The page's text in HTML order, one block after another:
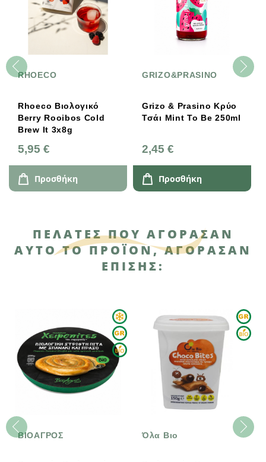
RHOECO
Rhoeco Βιολογικό
Berry Rooibos Cold
Brew It 3x8g
5,95 €
Προσθήκη
GRIZO&PRASINO
Grizo & Prasino Κρύο
Τσάι Mint To Be 250ml
2,45 €
Προσθήκη
ΠΕΛΆΤΕΣ ΠΟΥ ΑΓΌΡΑΣΑΝ
ΑΥΤΌ ΤΟ ΠΡΟΪΌΝ, ΑΓΌΡΑΣΑΝ
ΕΠΊΣΗΣ:
ΒΙΟΑΓΡΟΣ Όλα Βιο